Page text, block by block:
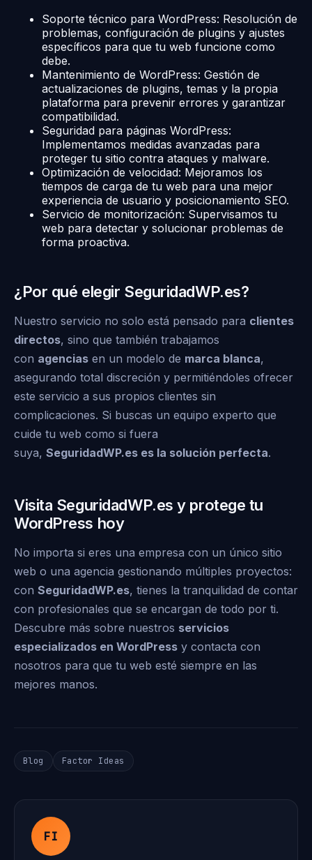
Soporte técnico para WordPress: Resolución de
problemas, configuración de plugins y ajustes
específicos para que tu web funcione como
debe.
Mantenimiento de WordPress: Gestión de
actualizaciones de plugins, temas y la propia
plataforma para prevenir errores y garantizar
compatibilidad.
Seguridad para páginas WordPress:
Implementamos medidas avanzadas para
proteger tu sitio contra ataques y malware.
Optimización de velocidad: Mejoramos los
tiempos de carga de tu web para una mejor
experiencia de usuario y posicionamiento SEO.
Servicio de monitorización: Supervisamos tu
web para detectar y solucionar problemas de
forma proactiva.
¿Por qué elegir SeguridadWP.es?
Nuestro servicio no solo está pensado para clientes
directos, sino que también trabajamos
con agencias en un modelo de marca blanca,
asegurando total discreción y permitiéndoles ofrecer
este servicio a sus propios clientes sin
complicaciones. Si buscas un equipo experto que
cuide tu web como si fuera
suya, SeguridadWP.es es la solución perfecta.
Visita SeguridadWP.es y protege tu
WordPress hoy
No importa si eres una empresa con un único sitio
web o una agencia gestionando múltiples proyectos:
con SeguridadWP.es, tienes la tranquilidad de contar
con profesionales que se encargan de todo por ti.
Descubre más sobre nuestros servicios
especializados en WordPress y contacta con
nosotros para que tu web esté siempre en las
mejores manos.
Blog Factor Ideas
FI